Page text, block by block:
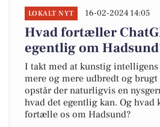
LOKALT NYT 16-02-2024 14:05
Hvad fortæller
egentlig om
I takt med at kunstig
mere og mere udbredt og
opstår der naturligvis en
hvad det egentlig kan. Og hvad
fortælle os om Hadsund?